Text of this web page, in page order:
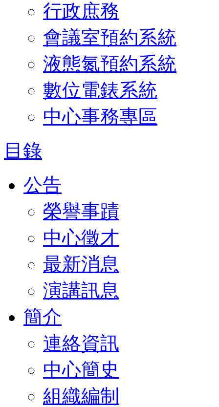
行政庶務
會議室預約系統
液態氮預約系統
數位電錶系統
中心事務專區
目錄
公告
榮譽事蹟
中心徵才
最新消息
演講訊息
簡介
連絡資訊
中心簡史
組織編制